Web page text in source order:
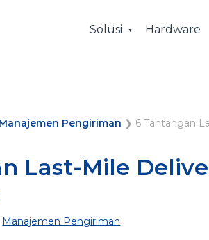
Solusi Hardware
Manajemen Pengiriman ❯ 6 Tantangan
Last-Mile
Manajemen Pengiriman